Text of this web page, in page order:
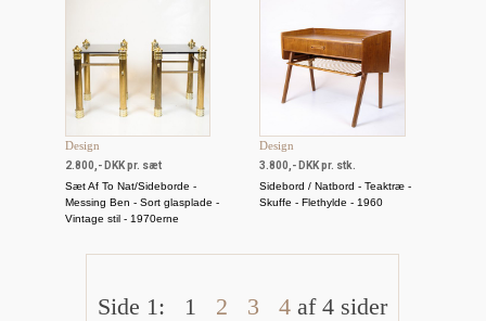
Design
2.800,- DKK pr. sæt
Sæt Af To Nat/Sideborde -
Messing Ben - Sort glasplade -
Vintage stil - 1970erne
Design
3.800,- DKK pr. stk.
Sidebord / Natbord - Teaktræ -
Skuffe - Flethylde - 1960
Side 1: 1 2 3 4 af 4 sider